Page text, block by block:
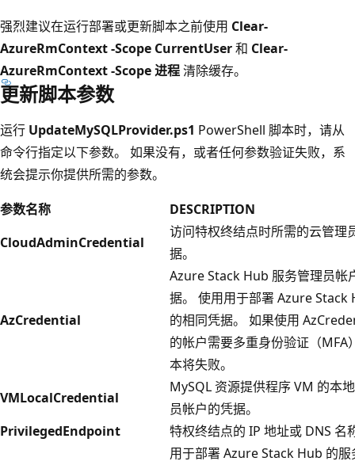
强烈建议在运行部署或更新脚本之前使用 Clear-
AzureRmContext -Scope CurrentUser和 Clear-
AzureRmContext -Scope 进程清除缓存。
更新脚本参数
运行 UpdateMySQLProvider.ps1 PowerShell 脚本时，请从
命令行指定以下参数。 如果没有，或者任何参数验证失败，系
统会提示你提供所需的参数。
参数名称
DESCRIPTION
CloudAdminCredential
访问特权终结点时所需的云管理
据。
AzCredential
Azure Stack Hub 服务管理员帐
据。 使用用于部署 Azure Stack
的相同凭据。 如果使用
的帐户需要多重身份验证（MFA
本将失败。
VMLocalCredential
MySQL 资源提供程序 VM 的本
员帐户的凭据。
PrivilegedEndpoint
特权终结点的 IP 地址或 DNS 名
用于部署 Azure Stack Hub 的服